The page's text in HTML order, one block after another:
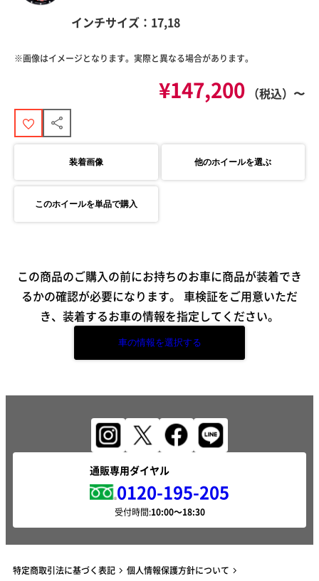
インチサイズ：17,18
※画像はイメージとなります。実際と異なる場合があります。
¥147,200 （税込）〜
装着画像 他のホイールを選ぶ
このホイールを単品で購入
この商品のご購入の前にお持ちのお車に商品が装着でき
るかの確認が必要になります。 車検証をご用意いただ
き、装着するお車の情報を指定してください。
車の情報を選択する
通販専用ダイヤル
0120-195-205
受付時間:
特定商取引法に基づく表記 個人情報保護方針について